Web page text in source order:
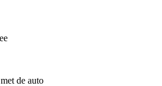
de auto